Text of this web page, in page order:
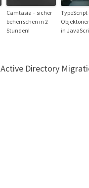
Camtasia – sicher
beherrschen in 2
Stunden!
TypeScript
in
Active Directory